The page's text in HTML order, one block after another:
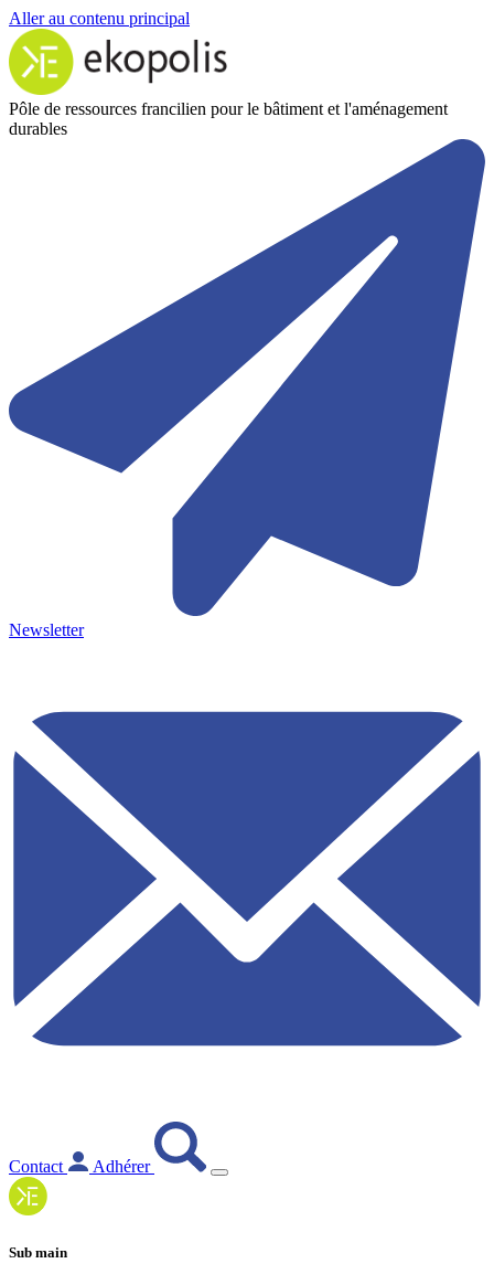
Aller au contenu principal
Pôle de ressources francilien pour le bâtiment et l'aménagement
durables
Newsletter
Contact Adhérer
Sub main